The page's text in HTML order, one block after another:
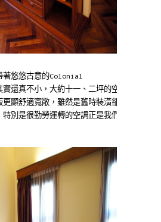
著悠悠古意的Colonial
還真不小，大約十一、二坪的空
更顯舒適寬敞，雖然是舊時裝潢卻
別是很勤勞運轉的空調正是我們